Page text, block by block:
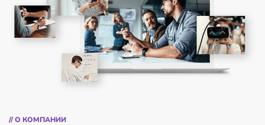
// О КОМПАНИИ